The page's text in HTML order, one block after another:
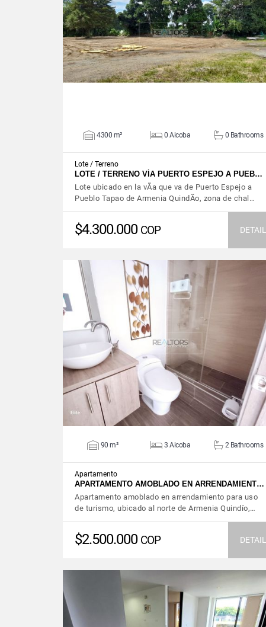
VIEW DETAILS
4300 m² 0 Alcoba 0 Bathrooms
Lote / Terreno
LOTE / TERRENO VÍA PUERTO ESPEJO A PUEB…
Lote ubicado en la vÃ­a que va de Puerto Espejo a
Pueblo Tapao de Armenia QuindÃ­o, zona de chal…
$4.300.000 COP DETAIL
VIEW DETAILS
90 m² 3 Alcoba 2 Bathrooms
Apartamento
APARTAMENTO AMOBLADO EN ARRENDAMIENT…
Apartamento amoblado en arrendamiento para uso
de turismo, ubicado al norte de Armenia Quindío,…
$2.500.000 COP DETAIL